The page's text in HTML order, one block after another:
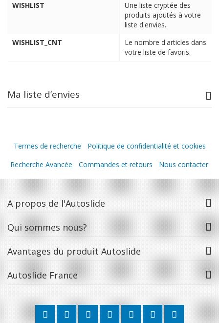
WISHLIST
Une liste cryptée des
produits ajoutés à votre
liste d'envies.
WISHLIST_CNT
Le nombre d'articles dans
votre liste de favoris.
Ma liste d’envies
Termes de recherche
Politique de confidentialité et cookies
Recherche Avancée
Commandes et retours Nous contacter
A propos de l'Autoslide
Qui sommes nous?
Avantages du produit Autoslide
Autoslide France